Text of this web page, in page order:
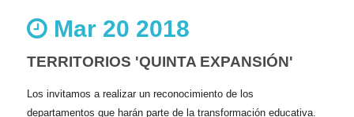
Mar 20 2018
TERRITORIOS 'QUINTA EXPANSIÓN'
Los invitamos a realizar un reconocimiento de los
departamentos que harán parte de la transformación educativa.